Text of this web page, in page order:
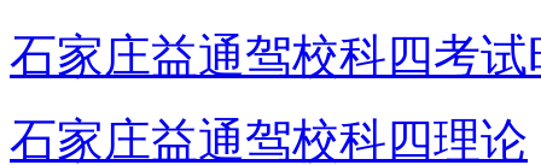
石家庄益通驾校科四考试
石家庄益通驾校科四理论